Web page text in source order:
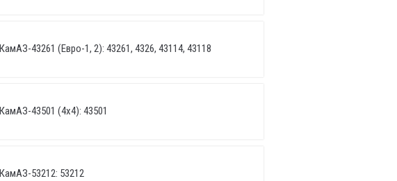
КамАЗ-43261 (Евро-1, 2): 43261, 4326, 43114, 43118
КамАЗ-43501 (4х4): 43501
КамАЗ-53212: 53212